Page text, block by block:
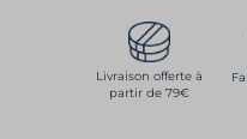
Livraison offerte à
partir de 79€